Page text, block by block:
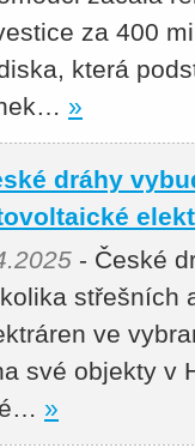
za 400
která
»
dráhy
- České
střešních
ve
své objekty v
»